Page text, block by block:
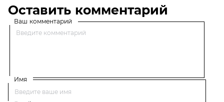
Оставить комментарий
Ваш комментарий
Имя